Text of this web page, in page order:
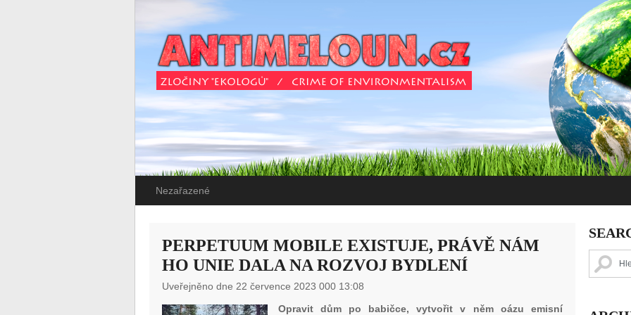
Nezařazené
PERPETUUM MOBILE EXISTUJE, PRÁVĚ NÁM
HO UNIE DALA NA ROZVOJ BYDLENÍ
Uveřejněno dne 22 července 2023 000 13:08
Opravit dům po babičce, vytvořit v něm oázu emisní